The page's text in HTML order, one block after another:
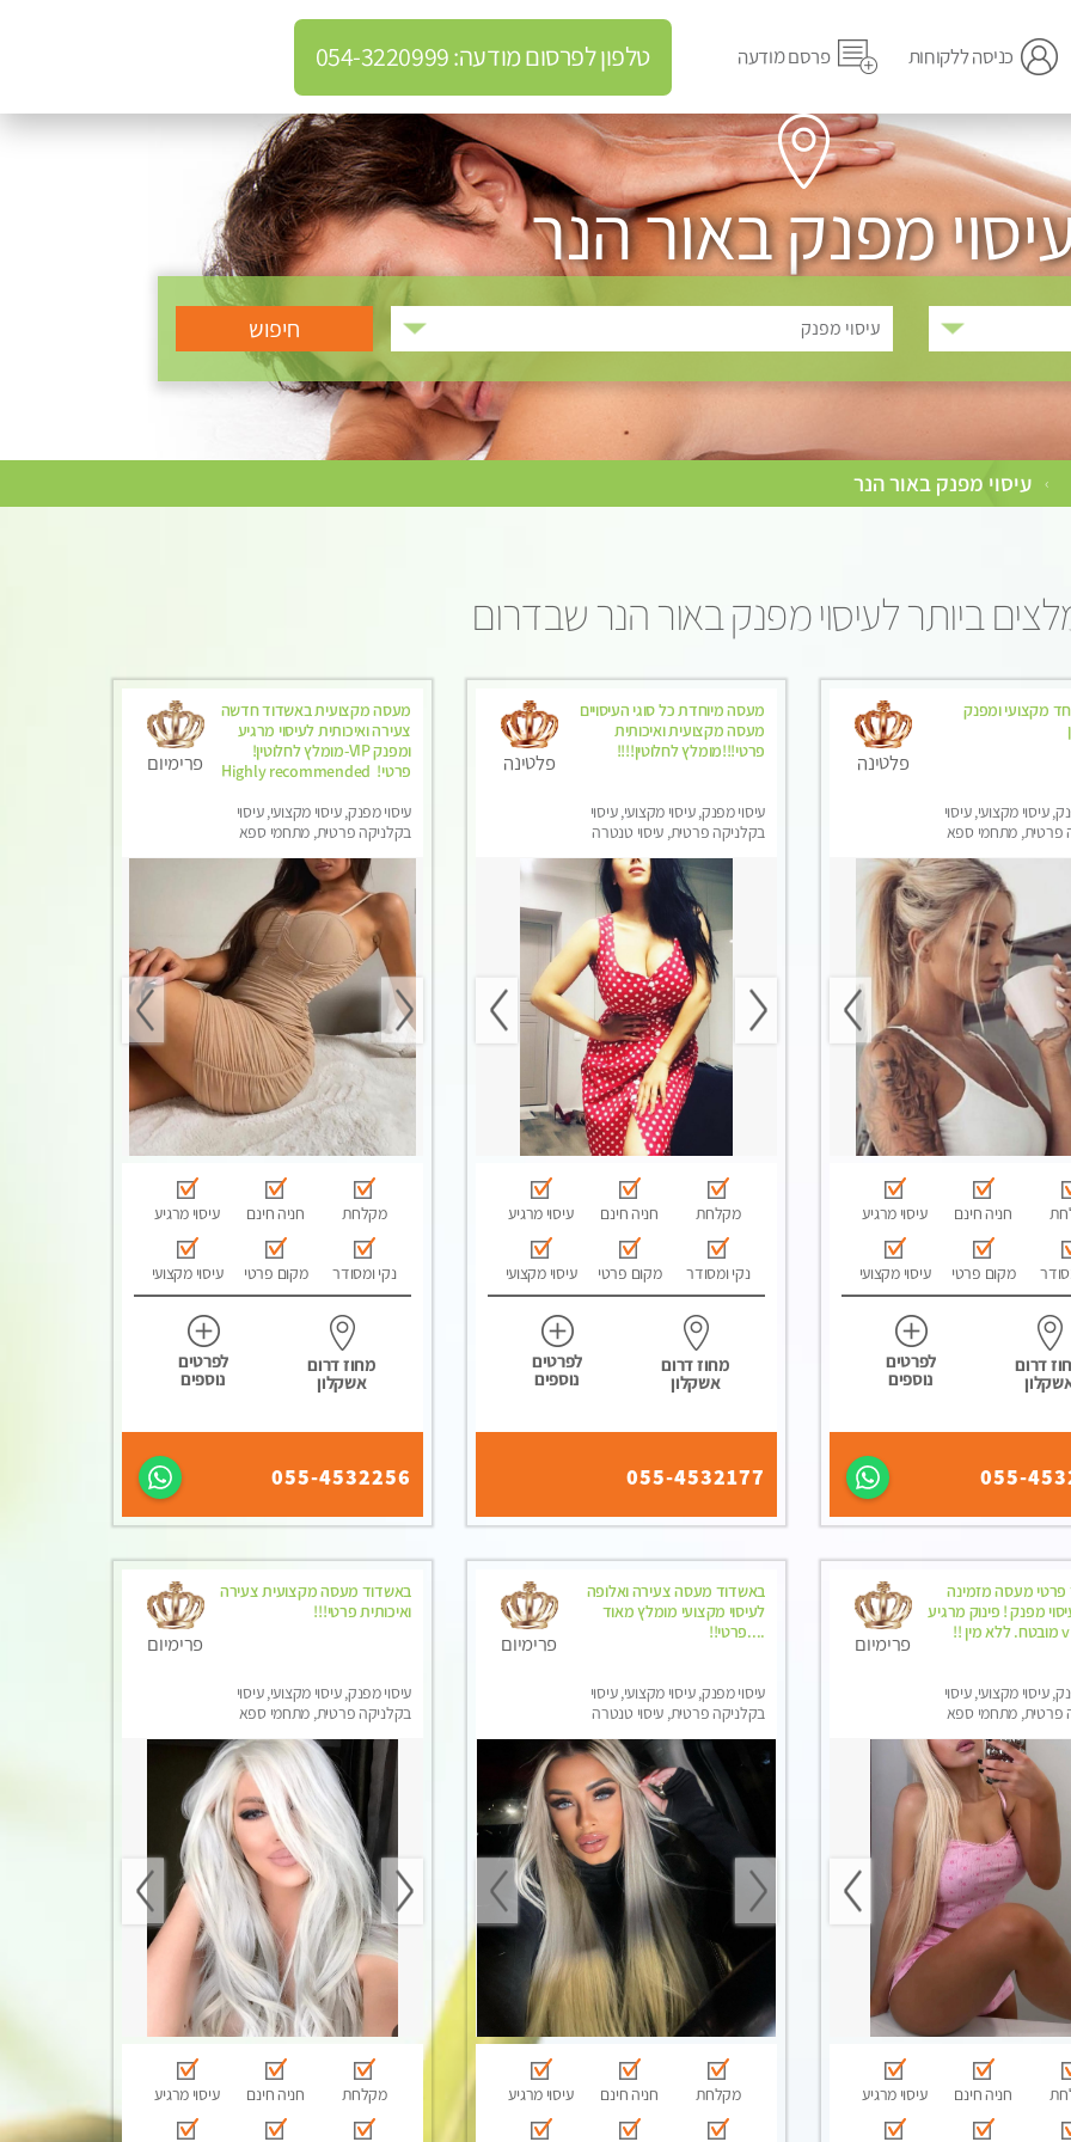
כניסה ללקוחות פרסם מודעה טלפון לפרסום מודעה: 054-3220999
מפנק באור הנר
עיסוי מפנק
› עיסוי מפנק באור הנר
ביותר לעיסוי מפנק באור הנר שבדרום
מקצועי ומפנק
עיסוי מקצועי, עיסוי
פרטית, מתחמי ספא
פלטינה
חניה חינם עיסוי מרגיע
מקום פרטי עיסוי מקצועי
דרום
לפרטים
נוספים
055-
מעסה מיוחדת כל סוגי העיסויים
מעסה מקצועית ואיכותית
פרטי!!!מומלץ לחלוטין!!!!
עיסוי מפנק, עיסוי מקצועי, עיסוי
בקלניקה פרטית, עיסוי טנטרה
פלטינה
מקלחת חניה חינם עיסוי מרגיע
נקי ומסודר מקום פרטי עיסוי מקצועי
מחוז דרום
אשקלון
לפרטים
נוספים
055-4532177
מעסה מקצועית באשדוד חדשה
צעירה ואיכותית לעיסוי מרגיע
ומפנק VIP-מומלץ לחלוטין!
פרטי! ​​​​​​ Highly recommended
עיסוי מפנק, עיסוי מקצועי, עיסוי
בקלניקה פרטית, מתחמי ספא
פרימיום
מקלחת חניה חינם עיסוי מרגיע
נקי ומסודר מקום פרטי עיסוי מקצועי
מחוז דרום
אשקלון
לפרטים
נוספים
055-4532256
מעסה מזמינה
מפנק ! פינוק מרגיע
עיסוי מקצועי, עיסוי
פרטית, מתחמי ספא
פרימיום
חניה חינם עיסוי מרגיע
באשדוד מעסה צעירה ואלופה
לעיסוי מקצועי מומלץ מאוד
....פרטי!!
עיסוי מפנק, עיסוי מקצועי, עיסוי
בקלניקה פרטית, עיסוי טנטרה
פרימיום
מקלחת חניה חינם עיסוי מרגיע
באשדוד מעסה מקצועית צעירה
ואיכותית פרטי!!!
עיסוי מפנק, עיסוי מקצועי, עיסוי
בקלניקה פרטית, מתחמי ספא
פרימיום
מקלחת חניה חינם עיסוי מרגיע